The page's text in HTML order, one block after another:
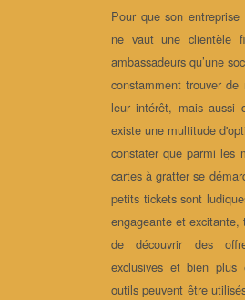
Pour que son
ne vaut une clientèle
ambassadeurs qu’une
constamment trouver de
leur intérêt, mais aussi
existe une multitude
constater que parmi les
cartes à gratter se
petits tickets sont
engageante et
de découvrir des
exclusives et bien plus
outils peuvent être